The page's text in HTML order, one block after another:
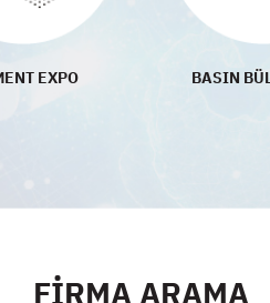
EXPO BASIN
FİRMA ARAMA